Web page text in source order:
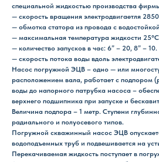
специальной жидкостью производства
— скорость вращения электродвигаетля
— обмотка статора из провода с
— максимальная температура жидкости
— количество запусков в час: 6” – 20, 8” – 10.
— скорость потока воды вдоль
Насос погружной ЭЦВ – одно — или
расположением вала, работает с подпором
воды до напорного патрубка насоса –
верхнего подшипника при запуске и
Величина подпора – 1 метр. Ступени
радиального и полуосевого типов.
Погружной скважинный насос ЭЦВ
водоподъемных труб и подвешивается на
Перекачиваемая жидкость поступает в